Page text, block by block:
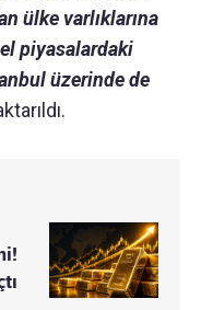
ülke varlıklarına
piyasalardaki
üzerinde de